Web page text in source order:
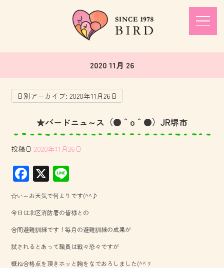
2020 11月 26
日別アーカイブ:2020年11月26日
★バードニュ～ス（●＾o＾●）JR堺市
投稿日 2020年11月26日
F
ac
e
b
o
ok
X
ne
☆い～お天気で何よりです(^^♪
今日は北区消防署の皆様との
合同避難訓練です！毎月の避難訓練の成果が
試されるとあって職員は戦々恐々ですが
概ね合格点を頂きホッと胸をなでおろしました(^^ゞ